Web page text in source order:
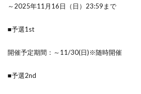
～2025年11月16日（日）23:59まで
■予選1st
開催予定期間：～11/30(日)※随時開催
■予選2nd